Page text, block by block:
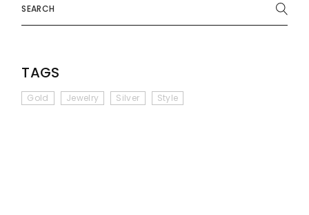
TAGS
Gold Jewelry Silver Style